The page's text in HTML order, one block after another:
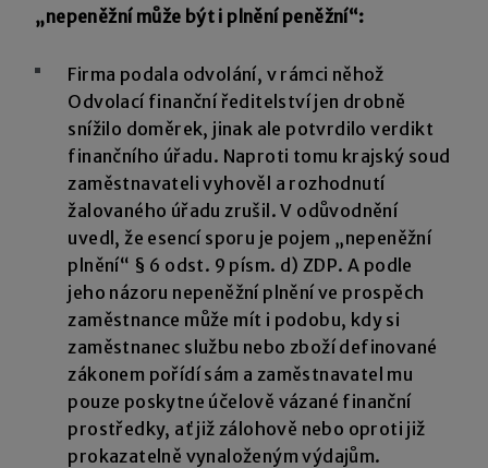
„nepeněžní může být i plnění peněžní“:
Firma podala odvolání, v rámci něhož
Odvolací finanční ředitelství jen drobně
snížilo doměrek, jinak ale potvrdilo verdikt
finančního úřadu. Naproti tomu krajský soud
zaměstnavateli vyhověl a rozhodnutí
žalovaného úřadu zrušil. V odůvodnění
uvedl, že esencí sporu je pojem „nepeněžní
plnění“ § 6 odst. 9 písm. d) ZDP. A podle
jeho názoru nepeněžní plnění ve prospěch
zaměstnance může mít i podobu, kdy si
zaměstnanec službu nebo zboží definované
zákonem pořídí sám a zaměstnavatel mu
pouze poskytne účelově vázané finanční
prostředky, ať již zálohově nebo oproti již
prokazatelně vynaloženým výdajům.